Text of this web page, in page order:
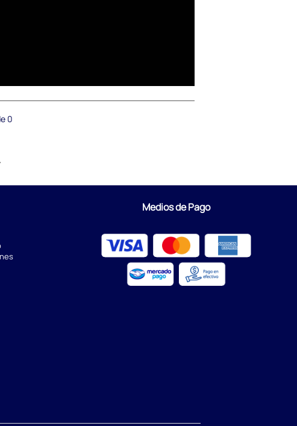
0
Medios de Pago